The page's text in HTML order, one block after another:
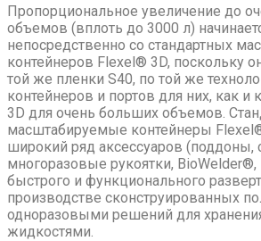
Пропорциональное увеличение до
объемов (вплоть до 3000 л)
непосредственно со стандартных
контейнеров Flexel® 3D, поскольку
той же пленки S40, по той же
контейнеров и портов для них, как
3D для очень больших объемов.
масштабируемые контейнеры
широкий ряд аксессуаров (поддоны,
многоразовые рукоятки,
быстрого и функционального
производстве сконструированных
одноразовыми решений для
жидкостями.